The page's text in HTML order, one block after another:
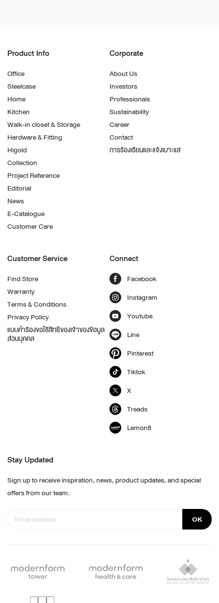
Product Info
Office
Steelcase
Home
Kitchen
Walk-in closet & Storage
Hardware & Fitting
Higold
Collection
Project Reference
Editorial
News
E-Catalogue
Customer Care
Corporate
About Us
Investors
Professionals
Sustainability
Career
Contact
การร้องเรียนและแจ้งเบาะแส
Customer Service
Find Store
Warranty
Terms & Conditions
Privacy Policy
แบบคำร้องขอใช้สิทธิของเจ้าของข้อมูล
ส่วนบุคคล
Connect
Facebook
Instagram
Youtube
Line
Pinterest
Tiktok
X
Treads
Lemon8
Stay Updated
Sign up to receive inspiration, news, product updates, and special
offers from our team.
OK